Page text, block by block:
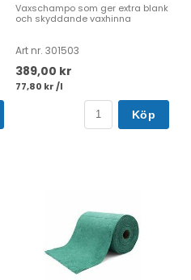
Vaxschampo som ger extra blank
och skyddande vaxhinna
Art nr. 301503
389,00 kr
77,80 kr /l
Köp